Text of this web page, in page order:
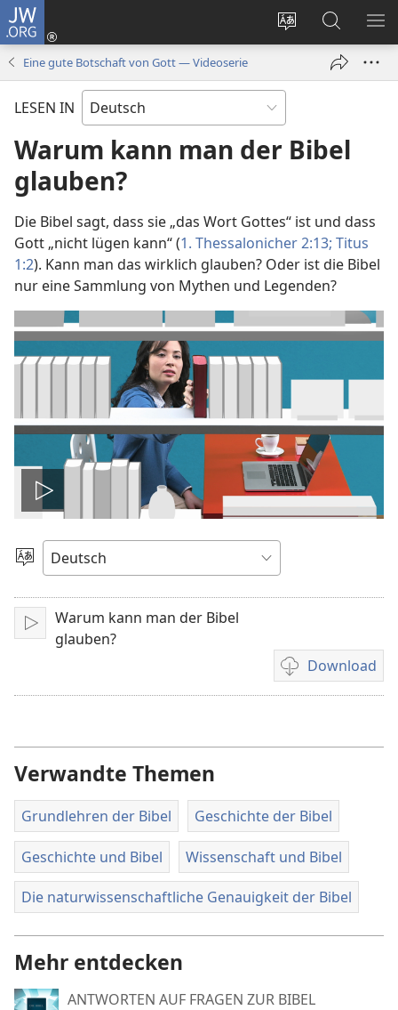
JW.ORG
Websitesprache
ändern
Anmelden
(öffnet
Suche
Eine gute Botschaft von Gott — Videoserie
LESEN IN
Warum kann man der Bibel
glauben?
Die Bibel sagt, dass sie „das Wort Gottes“ ist und dass
Gott „nicht lügen kann“ (1. Thessalonicher 2:13; Titus
1:2). Kann man das wirklich glauben? Oder ist die Bibel
nur eine Sammlung von Mythen und Legenden?
Video
abspielen
Sprache
auswählen
Abspielen
Warum kann man der Bibel
glauben?
Download
für
Verwandte Themen
Grundlehren der Bibel Geschichte der Bibel
Geschichte und Bibel Wissenschaft und Bibel
Die naturwissenschaftliche Genauigkeit der Bibel
Mehr entdecken
ANTWORTEN AUF FRAGEN ZUR BIBEL